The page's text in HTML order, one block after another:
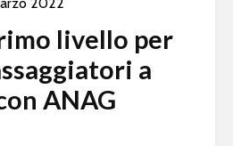
livello per
a
ANAG